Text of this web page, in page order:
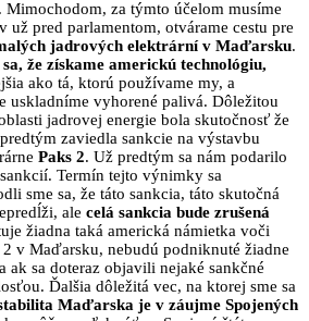
za týmto účelom musíme
pred parlamentom, otvárame cestu pre
jadrových elektrární v Maďarsku.
že získame americkú technológiu,
ako tá, ktorú používame my, a
uskladníme vyhorené palivá. Dôležitou
jadrovej energie bola skutočnosť že
zaviedla sankcie na výstavbu
Paks 2. Už predtým sa nám podarilo
Termín tejto výnimky sa
sme sa, že táto sankcia, táto skutočná
ale celá sankcia bude zrušená
žiadna taká americká námietka voči
v Maďarsku, nebudú podniknuté žiadne
ak sa doteraz objavili nejaké sankčné
Ďalšia dôležitá vec, na ktorej sme sa
Maďarska je v záujme Spojených